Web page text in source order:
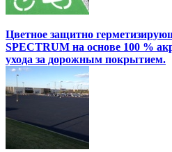
Цветное защитно
SPECTRUM на основе 100 %
ухода за дорожным покрытием.